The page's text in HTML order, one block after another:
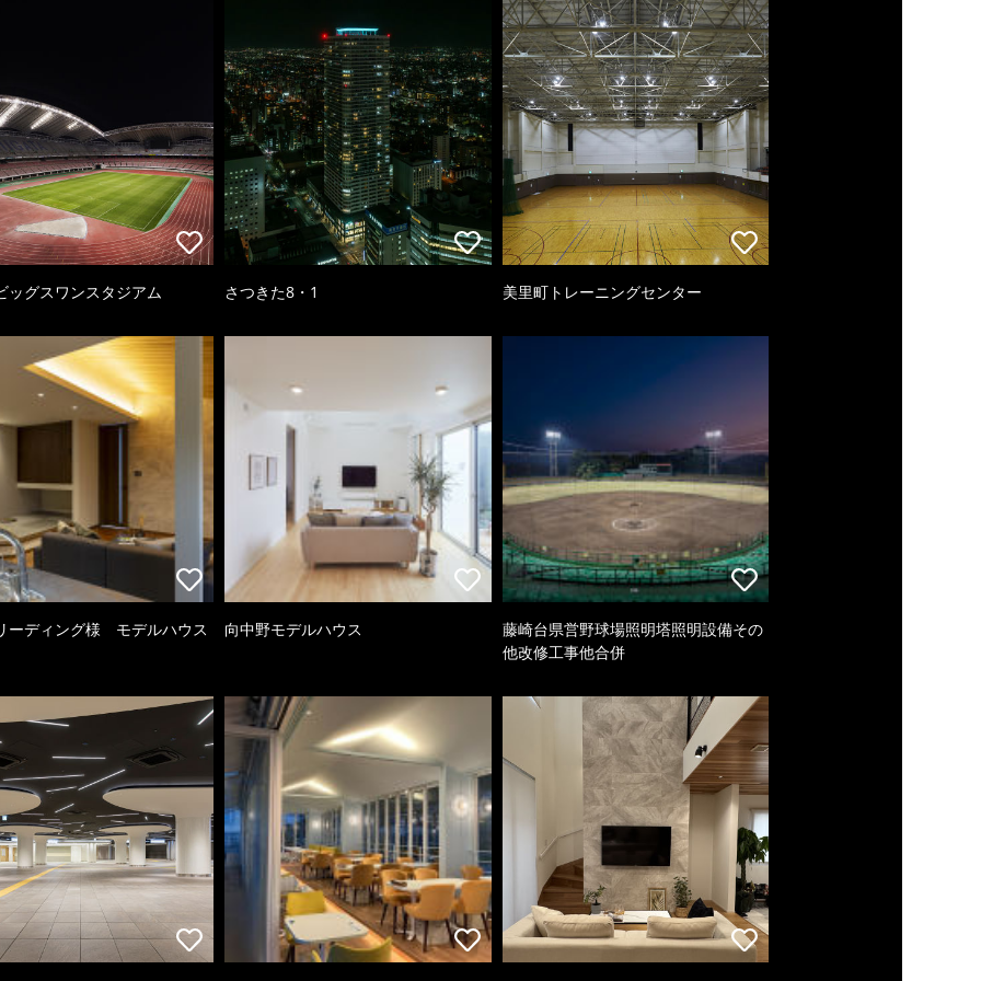
ッグスワンスタジアム さつきた8・1 美里町トレーニングセンター
ーディング様 モデルハウス 向中野モデルハウス
藤崎台県営野球場照明塔照明設備その
他改修工事他合併